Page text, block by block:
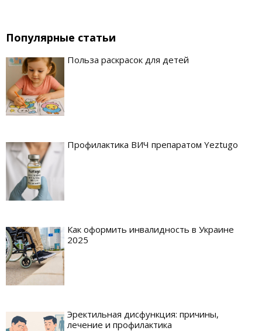
Популярные статьи
Польза раскрасок для детей
Профилактика ВИЧ препаратом Yeztugo
Как оформить инвалидность в Украине
2025
Эректильная дисфункция: причины,
лечение и профилактика